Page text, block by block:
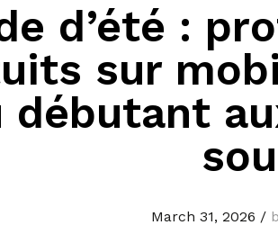
d’été :
sur
débutant
March 31, 2026 /